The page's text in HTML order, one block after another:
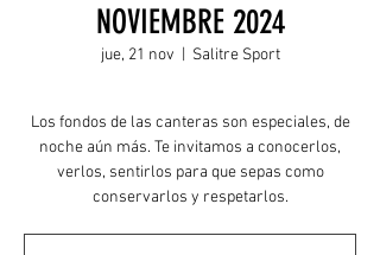
NOVIEMBRE 2024
jue, 21 nov Salitre Sport
Los fondos de las canteras son especiales, de
noche aún más. Te invitamos a conocerlos,
verlos, sentirlos para que sepas como
conservarlos y respetarlos.